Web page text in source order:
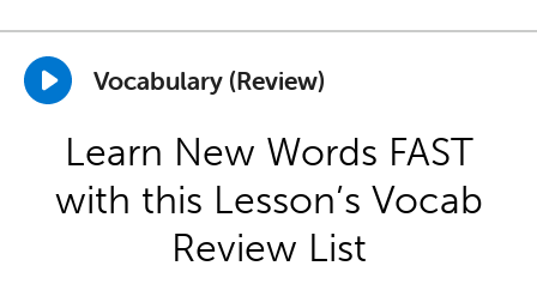
Vocabulary (Review)
Learn New Words FAST
with this Lesson’s Vocab
Review List